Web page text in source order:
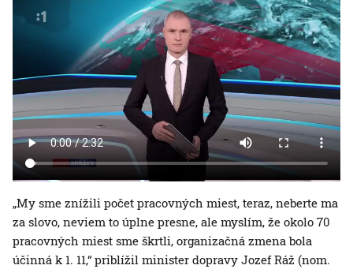
„My sme znížili počet pracovných miest, teraz, neberte ma
za slovo, neviem to úplne presne, ale myslím, že okolo 70
pracovných miest sme škrtli, organizačná zmena bola
účinná k 1. 11,“ priblížil minister dopravy Jozef Ráž (nom.